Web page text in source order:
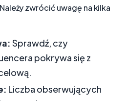
zwrócić uwagę na kilka
Sprawdź, czy
pokrywa się z
Liczba obserwujących